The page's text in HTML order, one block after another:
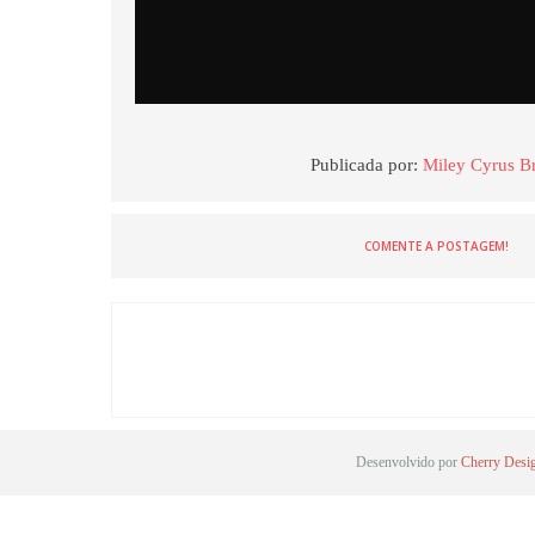
Publicada por:Miley Cyrus
COMENTE A POSTAGEM!
Desenvolvido por Cherry